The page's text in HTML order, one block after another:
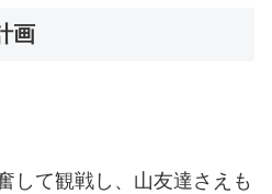
画
して観戦し、山友達さえも